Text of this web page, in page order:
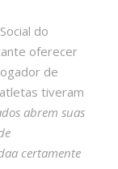
do
oferecer
de
tiveram
abrem suas
certamente